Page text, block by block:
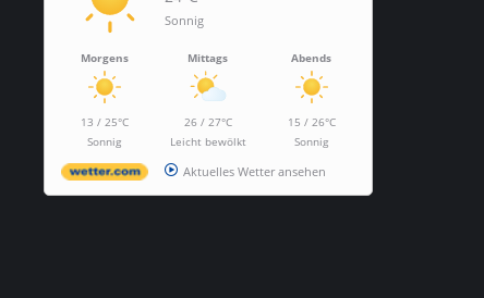
Sonnig
Morgens
13 / 25°C
Sonnig
Mittags
26 / 27°C
Leicht bewölkt
Abends
15 / 26°C
Sonnig
Aktuelles Wetter ansehen